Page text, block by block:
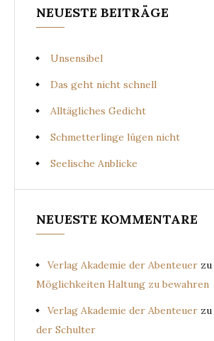
NEUESTE BEITRÄGE
Unsensibel
Das geht nicht schnell
Alltägliches Gedicht
Schmetterlinge lügen nicht
Seelische Anblicke
NEUESTE KOMMENTARE
Verlag Akademie der Abenteuer zu
Möglichkeiten Haltung zu bewahren
Verlag Akademie der Abenteuer zu
der Schulter